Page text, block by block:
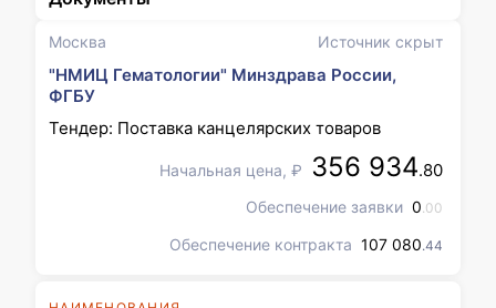
Москва Источник скрыт
"НМИЦ Гематологии" Минздрава России,
ФГБУ
Тендер: Поставка канцелярских товаров
Начальная цена, ₽ 356 934.80
Обеспечение заявки 0.00
Обеспечение контракта 107 080.44